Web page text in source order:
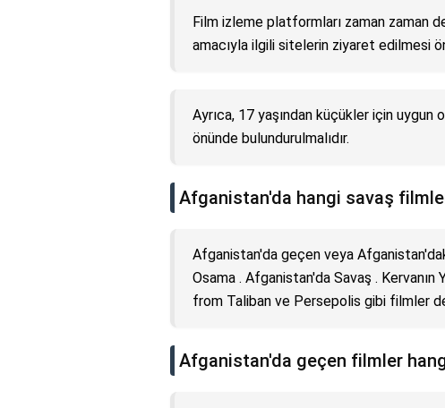
Film izleme platformları zaman zaman
amacıyla ilgili sitelerin ziyaret edilmesi
Ayrıca, 17 yaşından küçükler için uygun
önünde bulundurulmalıdır.
Afganistan'da hangi savaş
Afganistan'da geçen veya
Osama . Afganistan'da Savaş . Kervanın
from Taliban ve Persepolis gibi filmler
Afganistan'da geçen filmler